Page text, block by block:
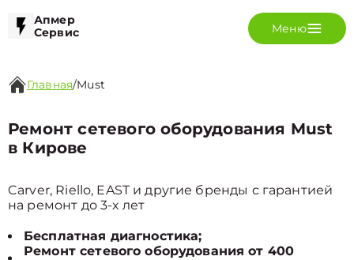
Апмер
Сервис
Меню
Главная/Must
Ремонт сетевого оборудования Must
в Кирове
Carver, Riello, EAST и другие бренды с гарантией
на ремонт до 3-х лет
Бесплатная диагностика;
Ремонт сетевого оборудования от 400